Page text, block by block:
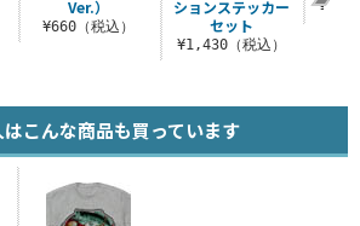
Ver.）
¥660（税込）
ションステッカー
セット
¥1,430（税込）
こんな商品も買っています